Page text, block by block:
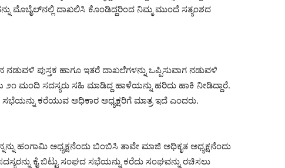
ಮೊಬೈಲ್‌ನಲ್ಲಿ ದಾಖಲಿಸಿ ಕೊಂಡಿದ್ದರಿಂದ ನಿಮ್ಮ ಮುಂದೆ ಸತ್ಯಂಶದ
ಪುಸ್ತಕ ಹಾಗೂ ಇತರೆ ದಾಖಲೆಗಳನ್ನು ಒಪ್ಪಿಸುವಾಗ ನಡುವಳಿ
೨೧ ಮಂದಿ ಸದಸ್ಯರು ಸಹಿ ಮಾಡಿದ್ದ ಹಾಳೆಯನ್ನು ಹರಿದು ಹಾಕಿ ನೀಡಿದ್ದಾರೆ.
ಕರೆಯುವ ಅಧಿಕಾರ ಅಧ್ಯಕ್ಷರಿಗೆ ಮಾತ್ರ ಇದೆ ಎಂದರು.
ಹಂಗಾಮಿ ಅಧ್ಯಕ್ಷನೆಂದು ಬಿಂಬಿಸಿ ತಾವೇ ಮಾಜಿ ಅಧಿಕೃತ ಅಧ್ಯಕ್ಷನೆಂದು
ಕೈ ಬಿಟ್ಟು ಸಂಘದ ಸಭೆಯನ್ನು ಕರೆದು ಸಂಘವನ್ನು ರಚಿಸಲು